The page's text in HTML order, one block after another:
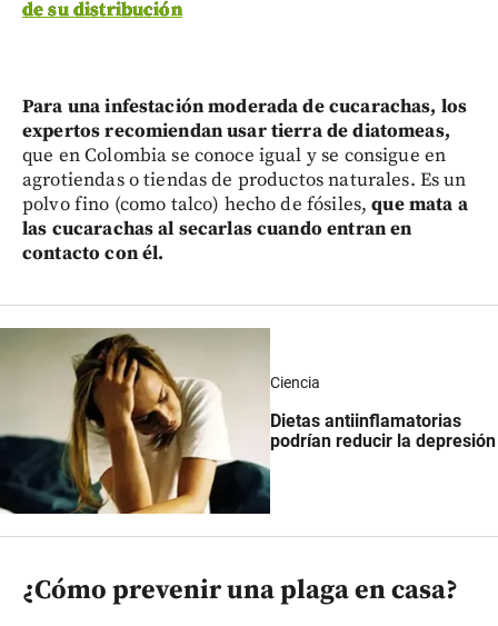
de su distribución
Para una infestación moderada de cucarachas, los
expertos recomiendan usar tierra de diatomeas,
que en Colombia se conoce igual y se consigue en
agrotiendas o tiendas de productos naturales. Es un
polvo fino (como talco) hecho de fósiles, que mata a
las cucarachas al secarlas cuando entran en
contacto con él.
Ciencia
Dietas antiinflamatorias
podrían reducir la depresión
¿Cómo prevenir una plaga en casa?